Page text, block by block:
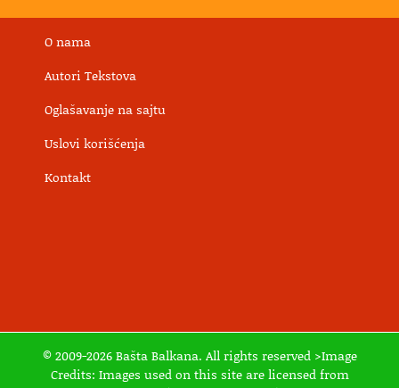
O nama
Autori Tekstova
Oglašavanje na sajtu
Uslovi korišćenja
Kontakt
© 2009-2026 Bašta Balkana. All rights reserved >Image
Credits: Images used on this site are licensed from